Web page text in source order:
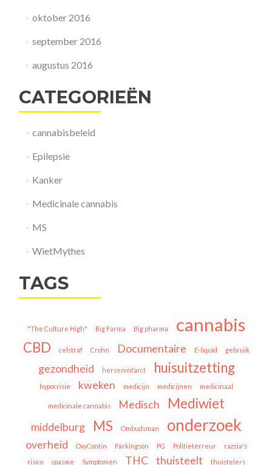
oktober 2016
september 2016
augustus 2016
CATEGORIEËN
cannabisbeleid
Epilepsie
Kanker
Medicinale cannabis
MS
WietMythes
TAGS
"The Culture High" Big Farma Big pharma cannabis
CBD celstraf Crohn Documentaire E-liquid gebruik
gezondheid herseninfarct huisuitzetting
hypocrisie kweken medicijn medicijnen medicinaal
medicinale cannabis Medisch Mediwiet
middelburg MS Ombudsman onderzoek
overheid OxyContin Parkingson PG Politieterreur
razzia's
risico
spasme Symptomen THC thuisteelt
thuistelers